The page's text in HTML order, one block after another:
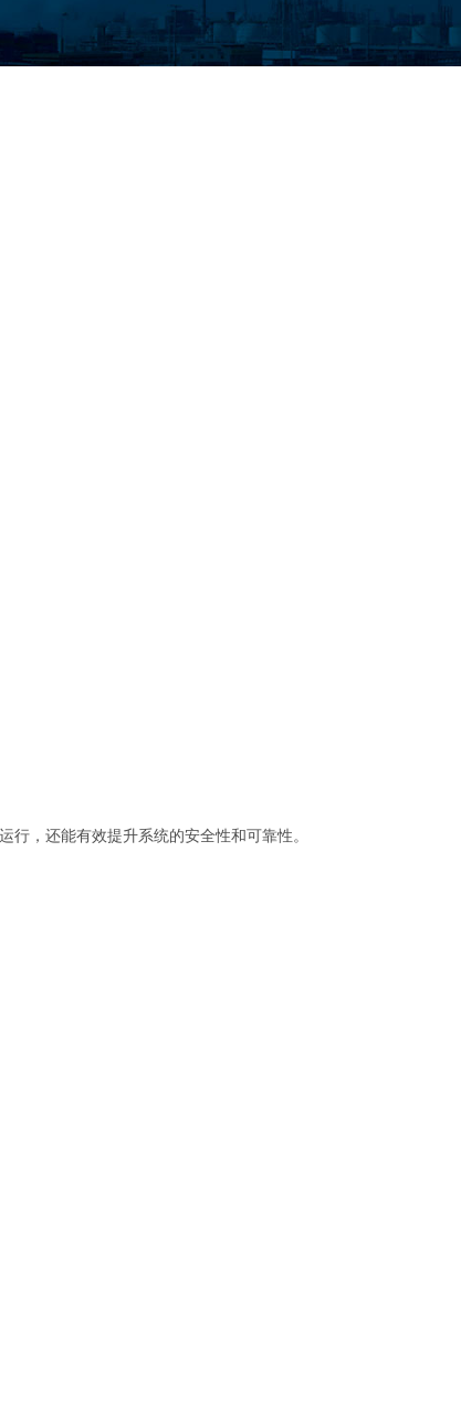
，还能有效提升系统的安全性和可靠性。